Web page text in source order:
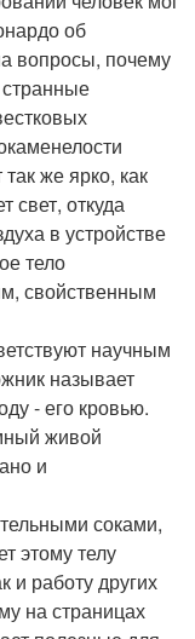
об
вопросы, почему
же ярко, как
свет, откуда
в устройстве
тело
свойственным
научным
называет
- его кровью.
живой
и
соками,
этому телу
и работу других
на страницах